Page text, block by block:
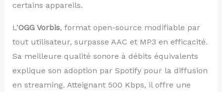
certains appareils.
L’OGG Vorbis, format open-source modifiable par
tout utilisateur, surpasse AAC et MP3 en efficacité.
Sa meilleure qualité sonore à débits équivalents
explique son adoption par Spotify pour la diffusion
en streaming. Atteignant 500 Kbps, il offre une